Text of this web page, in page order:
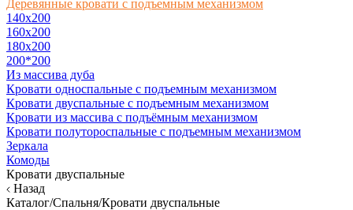
Деревянные кровати с подъемным механизмом
140x200
160х200
180х200
200*200
Из массива дуба
Кровати односпальные с подъемным механизмом
Кровати двуспальные с подъемным механизмом
Кровати из массива с подъёмным механизмом
Кровати полутороспальные с подъемным механизмом
Зеркала
Комоды
Кровати двуспальные
Назад
Каталог/Спальня/Кровати двуспальные